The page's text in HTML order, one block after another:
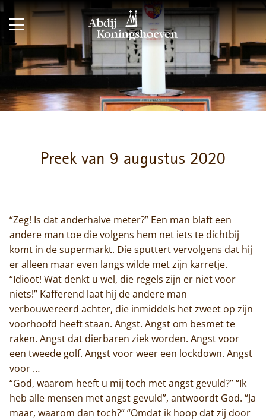
Preek van 9 augustus 2020
“Zeg! Is dat anderhalve meter?” Een man blaft een
andere man toe die volgens hem net iets te dichtbij
komt in de supermarkt. Die sputtert vervolgens dat hij
er alleen maar even langs wilde met zijn karretje.
“Idioot! Wat denkt u wel, die regels zijn er niet voor
niets!” Kafferend laat hij de andere man
verbouwereerd achter, die inmiddels het zweet op zijn
voorhoofd heeft staan. Angst. Angst om besmet te
raken. Angst dat dierbaren ziek worden. Angst voor
een tweede golf. Angst voor weer een lockdown. Angst
voor …
“God, waarom heeft u mij toch met angst gevuld?” “Ik
heb alle mensen met angst gevuld”, antwoordt God. “Ja
maar, waarom dan toch?” “Omdat ik hoop dat zij door